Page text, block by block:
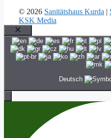
© 2026 Sanitätshaus Kurda |
KSK Media
Schließen
Deutsch